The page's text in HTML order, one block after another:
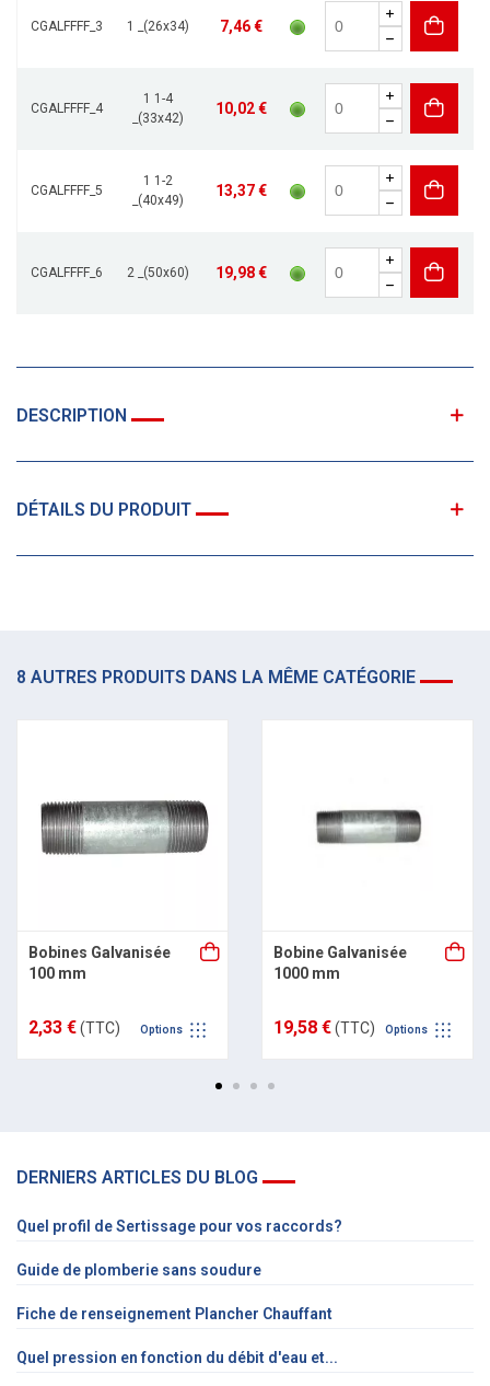
CGALFFFF_3 1 _(26x34) 7,46 €
CGALFFFF_4
1 1-4
_(33x42)
10,02 €
CGALFFFF_5
1 1-2
_(40x49)
13,37 €
CGALFFFF_6 2 _(50x60) 19,98 €
DESCRIPTION
DÉTAILS DU PRODUIT
8 AUTRES PRODUITS DANS LA MÊME CATÉGORIE
Bobines Galvanisée
100 mm
2,33 €(TTC) Options
Bobine Galvanisée
1000 mm
19,58 €(TTC) Options
DERNIERS ARTICLES DU BLOG
Quel profil de Sertissage pour vos raccords?
Guide de plomberie sans soudure
Fiche de renseignement Plancher Chauffant
Quel pression en fonction du débit d'eau et...